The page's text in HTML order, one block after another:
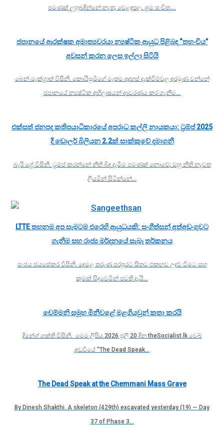
පමණක් ලුහුබඳින්නේ නැත; වෙළඳපල, ශ්‍රම සංචිත,…
ජපානයේ ආරක්ෂක අමාත්‍යවරයා න්‍යෂ්ටික ආයුධ පිළිබඳ “තහංචිය”
අවසන් කරන ලෙස ඉල්ලා සිටියි
බෙන් මැක්ග්‍රාත් විසිනි. කොයිසුමිගේ මෑතම අදහස් දැක්වීම්වල අරමුණ වන්නේ
ජපානයේ න්‍යෂ්ටික අභිලාෂයන් ආවරණය කර ගැනීම…
එක්සත් ජනපද කතිපයාධිකාරයේ අපරාධ කල්ලි නායකයා: ට්‍රම්ප් 2025
දී ඩොලර් බිලියන 2.2ක් සාක්කුවේ දමාගනී
බැරී ග්‍රේ විසිනි. ට්‍රම්ප් කරන්නේ නීති බිඳ දැමීම පමණක් නොවේ; ඔහු නීති නැවත
ලියමින් සිටින්නේ…
LTTE තහනම අප සැමටම එරෙහි ආයුධයකි: සංගීත්සන් අත්අඩංගුවට
ගැනීම සහ රාජ්‍ය මර්දනයේ සැබෑ තර්කනය
සංජය ජයසේකර විසිනි. දෙමළ තරුණ පරපුරට සිතට එකඟව උදව් වීමට සහ
කුමක් සිදුවෙමින් පවතී දැයි…
චෙම්මනි සමූහ මිනීවළේ මළගියවුන් කතා කරයි
දිනේශ් ශක්ති විසිනි. මෙම ලිපිය 2026 ජුලි 20 දින theSocialist.lk වෙබ්
අඩවියේ “The Dead Speak…
The Dead Speak at the Chemmani Mass Grave
By Dinesh Shakthi. A skeleton (429th) excavated yesterday (19) — Day
37 of Phase 3…